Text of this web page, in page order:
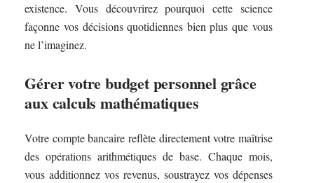
existence. Vous découvrirez pourquoi cette science
façonne vos décisions quotidiennes bien plus que vous
ne l’imaginez.
Gérer votre budget personnel grâce
aux calculs mathématiques
Votre compte bancaire reflète directement votre maîtrise
des opérations arithmétiques de base. Chaque mois,
vous additionnez vos revenus, soustrayez vos dépenses